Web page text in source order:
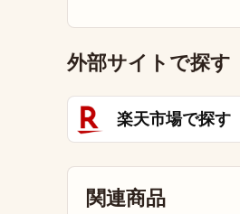
外部サイトで探す
楽天市場で探す
関連商品